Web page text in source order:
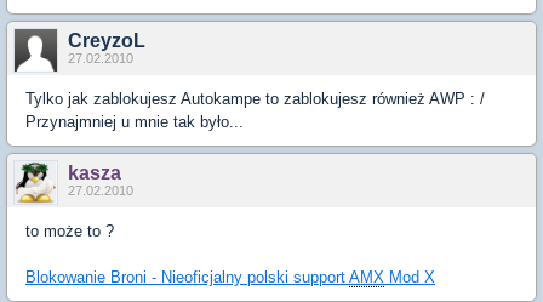
CreyzoL
27.02.2010
Tylko jak zablokujesz Autokampe to zablokujesz również AWP : /
Przynajmniej u mnie tak było...
kasza
27.02.2010
to może to ?
Blokowanie Broni - Nieoficjalny polski support AMX Mod X